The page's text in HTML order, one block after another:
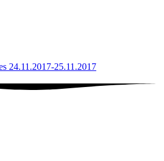
24.11.2017-25.11.2017